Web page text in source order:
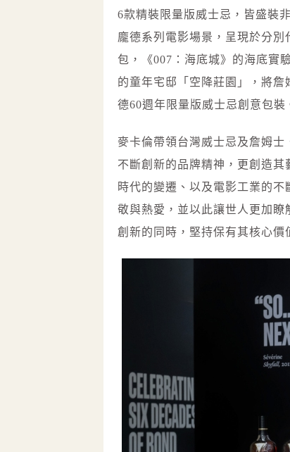
6款精裝限量版威士忌，皆盛裝
龐德系列電影場景，呈現於分
包，《007：海底城》的海底實
的童年宅邸「空降莊園」，將
德60週年限量版威士忌創意包裝
麥卡倫帶領台灣威士忌及詹姆
不斷創新的品牌精神，更創造
時代的變遷、以及電影工業的
敬與熱愛，並以此讓世人更加
創新的同時，堅持保有其核心價